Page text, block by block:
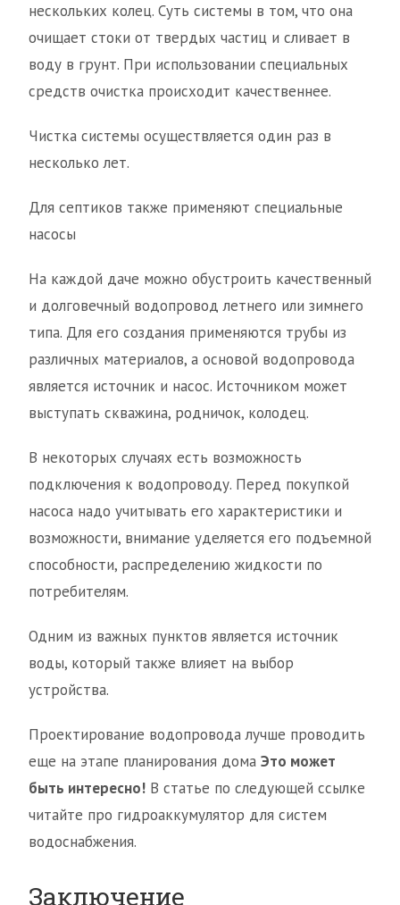
нескольких колец. Суть системы в том, что она
очищает стоки от твердых частиц и сливает в
воду в грунт. При использовании специальных
средств очистка происходит качественнее.
Чистка системы осуществляется один раз в
несколько лет.
Для септиков также применяют специальные
насосы
На каждой даче можно обустроить качественный
и долговечный водопровод летнего или зимнего
типа. Для его создания применяются трубы из
различных материалов, а основой водопровода
является источник и насос. Источником может
выступать скважина, родничок, колодец.
В некоторых случаях есть возможность
подключения к водопроводу. Перед покупкой
насоса надо учитывать его характеристики и
возможности, внимание уделяется его подъемной
способности, распределению жидкости по
потребителям.
Одним из важных пунктов является источник
воды, который также влияет на выбор
устройства.
Проектирование водопровода лучше проводить
еще на этапе планирования дома Это может
быть интересно! В статье по следующей ссылке
читайте про гидроаккумулятор для систем
водоснабжения.
Заключение